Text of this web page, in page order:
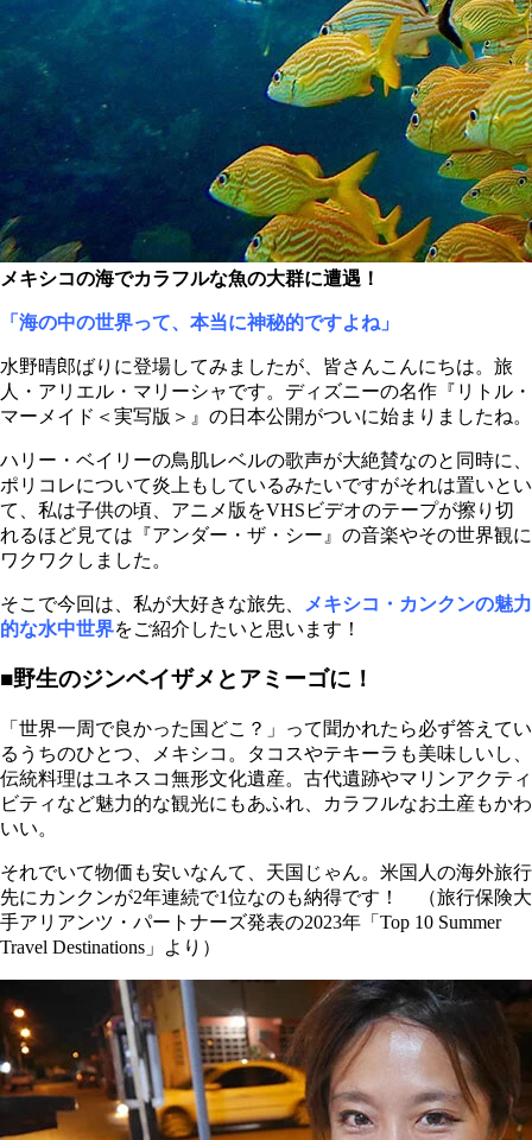
メキシコの海でカラフルな魚の大群に遭遇！
「海の中の世界って、本当に神秘的ですよね」
水野晴郎ばりに登場してみましたが、皆さんこんにちは。旅
人・アリエル・マリーシャです。ディズニーの名作『リトル・
マーメイド＜実写版＞』の日本公開がついに始まりましたね。
ハリー・ベイリーの鳥肌レベルの歌声が大絶賛なのと同時に、
ポリコレについて炎上もしているみたいですがそれは置いとい
て、私は子供の頃、アニメ版をVHSビデオのテープが擦り切
れるほど見ては『アンダー・ザ・シー』の音楽やその世界観に
ワクワクしました。
そこで今回は、私が大好きな旅先、
メキシコ・カンクンの魅力
的な水中世界をご紹介したいと思います！
■野生のジンベイザメとアミーゴに！
「世界一周で良かった国どこ？」って聞かれたら必ず答えてい
るうちのひとつ、メキシコ。タコスやテキーラも美味しいし、
伝統料理はユネスコ無形文化遺産。古代遺跡やマリンアクティ
ビティなど魅力的な観光にもあふれ、カラフルなお土産もかわ
いい。
それでいて物価も安いなんて、天国じゃん。米国人の海外旅行
先にカンクンが2年連続で1位なのも納得です！ （旅行保険大
手アリアンツ・パートナーズ発表の2023年「Top 10 Summer
Travel Destinations」より）